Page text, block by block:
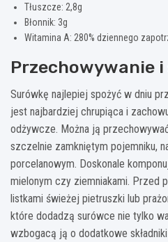
Tłuszcze: 2,8g
Błonnik: 3g
Witamina A: 280% dziennego
Przechowywanie
Surówkę najlepiej spożyć w dniu
jest najbardziej chrupiąca i
odżywcze. Można ją
szczelnie zamkniętym pojemniku,
porcelanowym. Doskonale
mielonym czy ziemniakami. Przed
listkami świeżej pietruszki lub
które dodadzą surówce nie tylko
wzbogacą ją o dodatkowe